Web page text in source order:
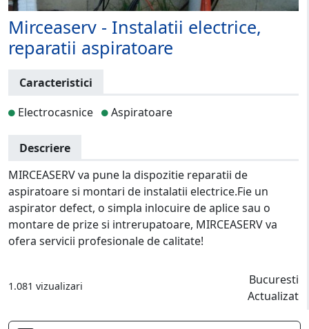
Mirceaserv - Instalatii electrice,
reparatii aspiratoare
Caracteristici
Electrocasnice
Aspiratoare
Descriere
MIRCEASERV va pune la dispozitie reparatii de
aspiratoare si montari de instalatii electrice.Fie un
aspirator defect, o simpla inlocuire de aplice sau o
montare de prize si intrerupatoare, MIRCEASERV va
ofera servicii profesionale de calitate!
1.081 vizualizari
Bucuresti
Actualizat